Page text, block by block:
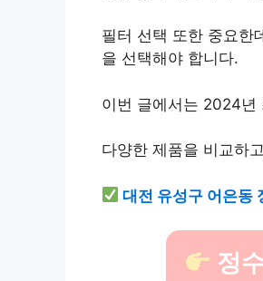
필터 선택 또한 중요한
을 선택해야 합니다.
이번 글에서는 2024년
다양한 제품을 비교하
대전 유성구 어은동
정